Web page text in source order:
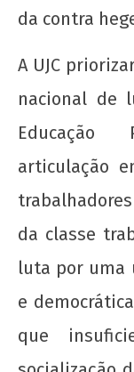
da contra
A UJC
nacional de
Educação
articulação
da classe
luta por uma
e
que